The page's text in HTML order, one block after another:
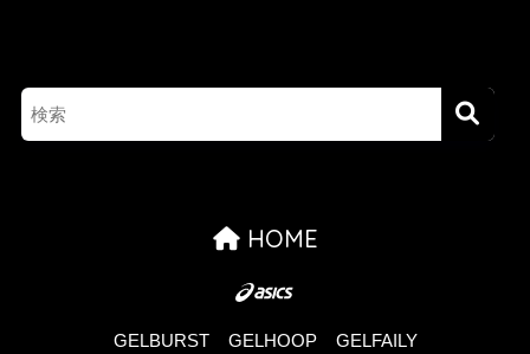
HOME
GELBURST GELHOOP
GELFAILY